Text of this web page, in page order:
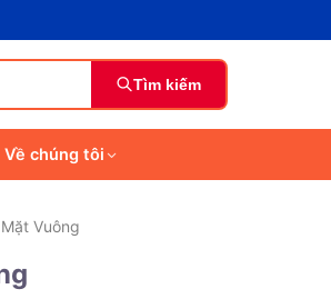
Tìm kiếm
Về chúng tôi
Vuông